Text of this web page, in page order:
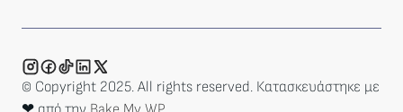
© Copyright 2025. All rights reserved. Κατασκευάστηκε με